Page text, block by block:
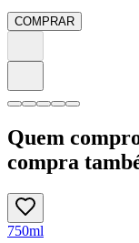
COMPRAR
Quem
compra
750ml